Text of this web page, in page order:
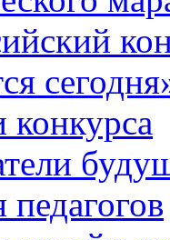
конкурса
педагогов